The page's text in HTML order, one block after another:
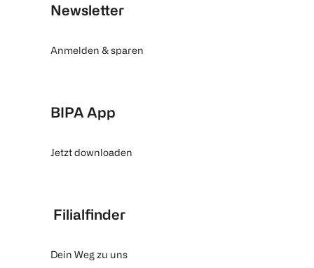
Newsletter
Anmelden & sparen
BIPA App
Jetzt downloaden
Filialfinder
Dein Weg zu uns